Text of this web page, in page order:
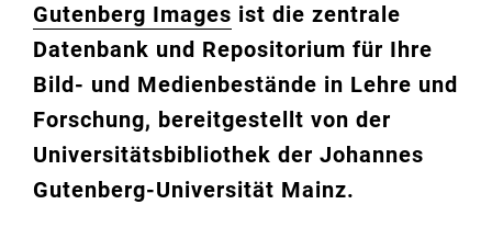
Gutenberg Images ist die zentrale
Datenbank und Repositorium für Ihre
Bild- und Medienbestände in Lehre und
Forschung, bereitgestellt von der
Universitätsbibliothek der Johannes
Gutenberg-Universität Mainz.